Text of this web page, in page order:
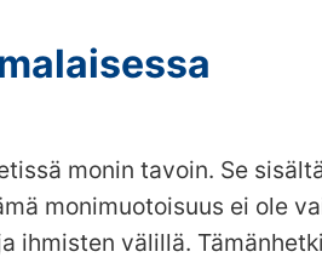
monin tavoin. Se
monimuotoisuus ei ole
ihmisten välillä.